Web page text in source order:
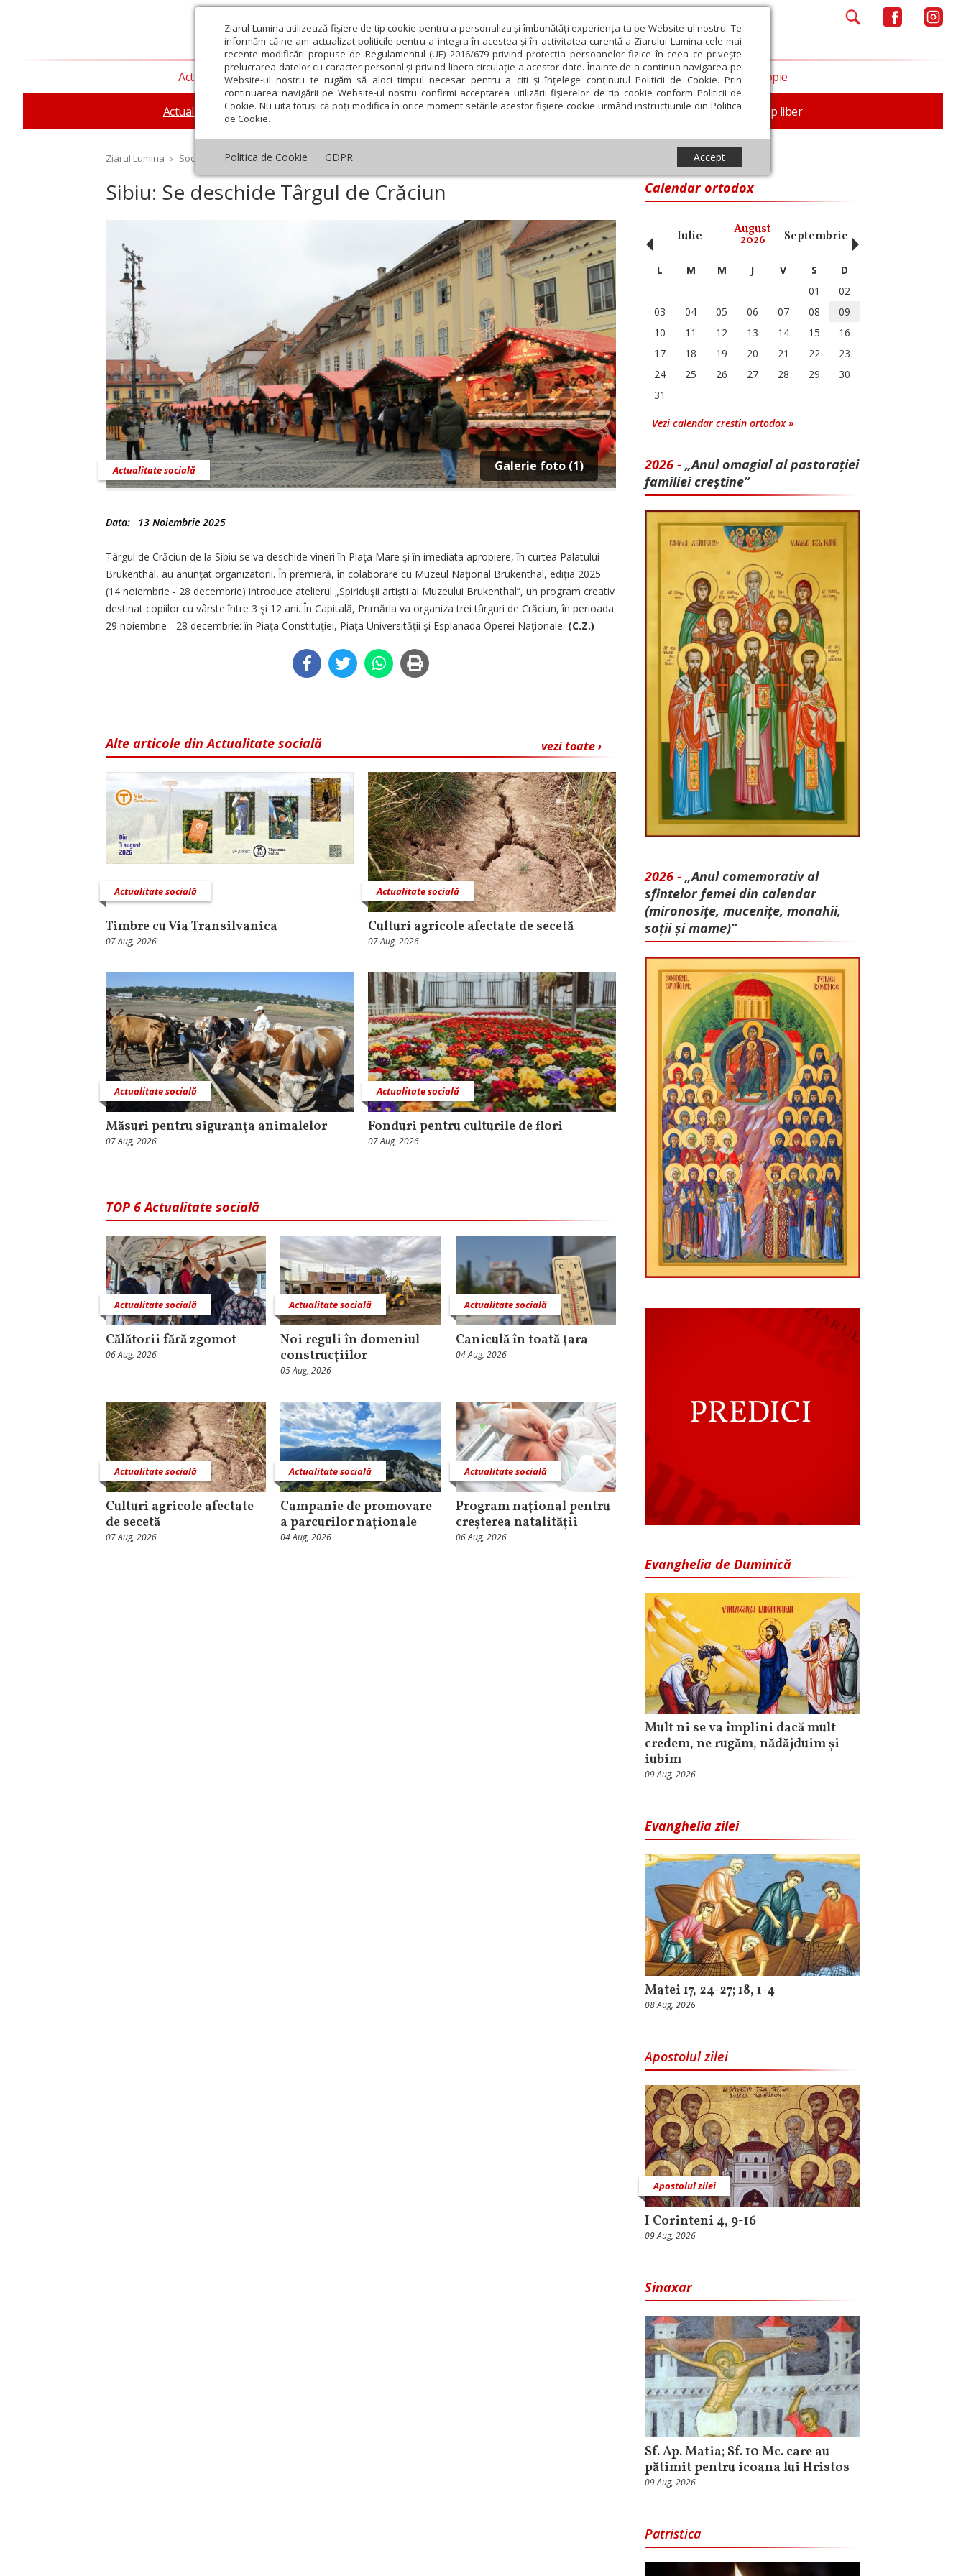
Ziarul Lumina utilizează fişiere de tip cookie pentru a personaliza și îmbunătăți experiența ta pe Website-ul nostru. Te
informăm că ne-am actualizat politicile pentru a integra în acestea și în activitatea curentă a Ziarului Lumina cele mai
recente modificări propuse de Regulamentul (UE) 2016/679 privind protecția persoanelor fizice în ceea ce privește
prelucrarea datelor cu caracter personal și privind libera circulație a acestor date. Înainte de a continua navigarea pe
Website-ul nostru te rugăm să aloci timpul necesar pentru a citi și înțelege conținutul Politicii de Cookie. Prin
continuarea navigării pe Website-ul nostru confirmi acceptarea utilizării fişierelor de tip cookie conform Politicii de
Cookie. Nu uita totuși că poți modifica în orice moment setările acestor fişiere cookie urmând instrucțiunile din Politica
de Cookie.
Politica de Cookie GDPR Accept
Actualitate religioasă Teologie și spiritualitate Educaţie și Cultură Societate
Actualitate socială Sănătate Analiză Reportaj Psihologie Religie și știință Familie Timp liber
Opinii Filantropie
Ziarul Lumina › Societate › Actualitate socială Sibiu: Se deschide Târgul de Crăciun
Sibiu: Se deschide Târgul de Crăciun
Galerie foto (1)
Actualitate socială
Data: 13 Noiembrie 2025
Târgul de Crăciun de la Sibiu se va deschide vineri în Piaţa Mare şi în imediata apropiere, în curtea Palatului
Brukenthal, au anunţat organizatorii. În premieră, în colaborare cu Muzeul Naţional Brukenthal, ediţia 2025
(14 noiembrie - 28 decembrie) introduce atelierul „Spiriduşii artişti ai Muzeului Brukenthal”, un program creativ
destinat copiilor cu vârste între 3 şi 12 ani. În Capitală, Primăria va organiza trei târguri de Crăciun, în perioada
29 noiembrie - 28 decembrie: în Piaţa Constituţiei, Piaţa Universităţii şi Esplanada Operei Naţionale. (C.Z.)
vezi toate ›
Alte articole din Actualitate socială
Actualitate socială
Timbre cu Via Transilvanica
07 Aug, 2026
Actualitate socială
Culturi agricole afectate de secetă
07 Aug, 2026
Actualitate socială
Măsuri pentru siguranţa animalelor
07 Aug, 2026
Actualitate socială
Fonduri pentru culturile de flori
07 Aug, 2026
TOP 6 Actualitate socială
Actualitate socială
Călătorii fără zgomot
06 Aug, 2026
Actualitate socială
Noi reguli în domeniul
construcţiilor
05 Aug, 2026
Actualitate socială
Caniculă în toată ţara
04 Aug, 2026
Actualitate socială
Culturi agricole afectate
de secetă
07 Aug, 2026
Actualitate socială
Campanie de promovare
a parcurilor naţionale
04 Aug, 2026
Actualitate socială
Program naţional pentru
creşterea natalităţii
06 Aug, 2026
Calendar ortodox
Martie Aprilie Mai Iunie Iulie August
2026 Septembrie Octombrie
‹ L M M J V S
D
01
02
03
04 05 06 07 08
09
10
11 12 13 14 15
16
17
18 19 20 21 22
23
24
25 26 27 28 29
30
31
Vezi calendar crestin ortodox »
2026 - „Anul omagial al pastorației
familiei creștine”
2026 - „Anul comemorativ al
sfintelor femei din calendar
(mironosițe, mu­cenițe, monahii,
soții și mame)”
Evanghelia de Duminică
Mult ni se va împlini dacă mult
credem, ne rugăm, nădăjduim și
iubim
09 Aug, 2026
Evanghelia zilei
Matei 17, 24-27; 18, 1-4
08 Aug, 2026
Apostolul zilei
Apostolul zilei
I Corinteni 4, 9-16
09 Aug, 2026
Sinaxar
Sf. Ap. Matia; Sf. 10 Mc. care au
pătimit pentru icoana lui Hristos
09 Aug, 2026
Patristica